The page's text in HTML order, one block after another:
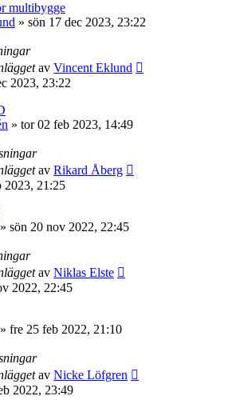
multibygge
» sön 17 dec 2023, 23:22
av Vincent Eklund
2023, 23:22
» tor 02 feb 2023, 14:49
av Rikard Åberg
2023, 21:25
» sön 20 nov 2022, 22:45
av Niklas Elste
2022, 22:45
» fre 25 feb 2022, 21:10
av Nicke Löfgren
2022, 23:49